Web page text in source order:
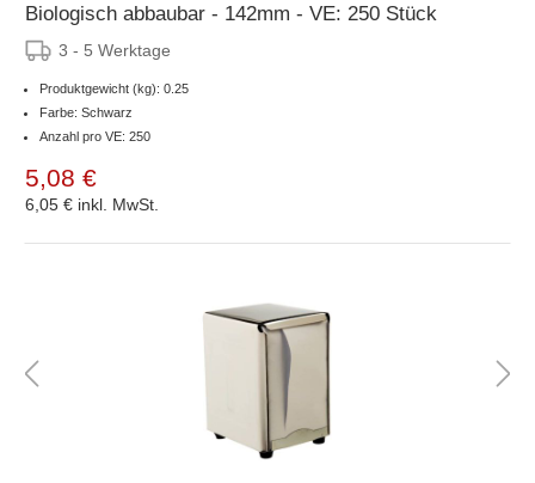
Biologisch abbaubar - 142mm - VE: 250 Stück
3 - 5 Werktage
Produktgewicht (kg): 0.25
Farbe: Schwarz
Anzahl pro VE: 250
5,08 €
6,05 € inkl. MwSt.